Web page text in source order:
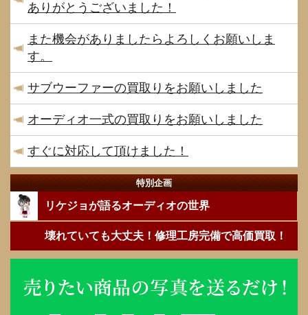
ありがとうございました！
また機会がありましたらよろしくお願いしま
す。
サブウーファーの買取りをお願いしました
オーディオ一式の買取りをお願いしました
すぐに対応して頂けました！
特別企画
リケジョが語るオーディオの世界
壊れていても大丈夫！修理工房完備で高価買取！